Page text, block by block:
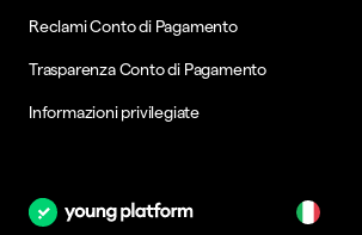
Reclami Conto di Pagamento
Trasparenza Conto di Pagamento
Informazioni privilegiate